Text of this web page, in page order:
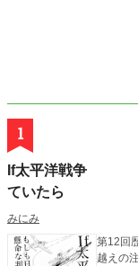
1
If太平洋戦争
ていたら
みにみ
第12回
越えの注目作品 もし、あの戦